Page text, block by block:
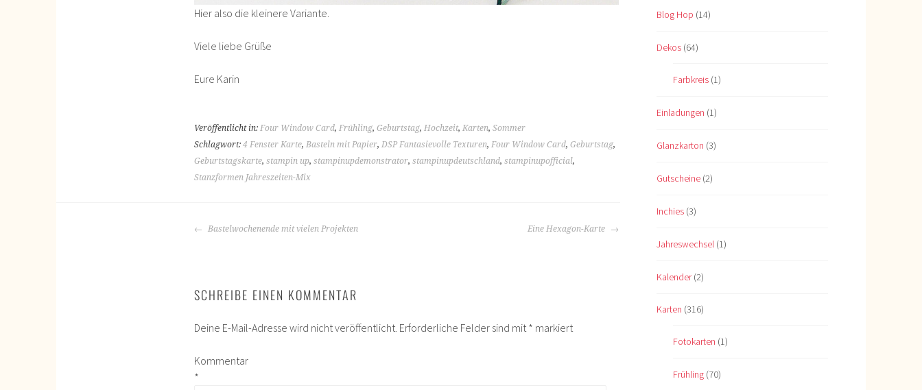
Hier also die kleinere Variante.
Viele liebe Grüße
Eure Karin
Veröffentlicht in: Four Window Card, Frühling, Geburtstag, Hochzeit, Karten, Sommer
Schlagwort: 4 Fenster Karte, Basteln mit Papier, DSP Fantasievolle Texturen, Four Window Card, Geburtstag,
Geburtstagskarte, stampin up, stampinupdemonstrator, stampinupdeutschland, stampinupofficial,
Stanzformen Jahreszeiten-Mix
BEITRAGS-
Bastelwochenende mit vielen Projekten Eine Hexagon-Karte
SCHREIBE EINEN KOMMENTAR
Deine E-Mail-Adresse wird nicht veröffentlicht. Erforderliche Felder sind mit * markiert
Kommentar
*
Blog Hop (14)
Dekos (64)
Farbkreis (1)
Einladungen (1)
Glanzkarton (3)
Gutscheine (2)
Inchies (3)
Jahreswechsel (1)
Kalender(2)
Karten (316)
Fotokarten (1)
Frühling (70)